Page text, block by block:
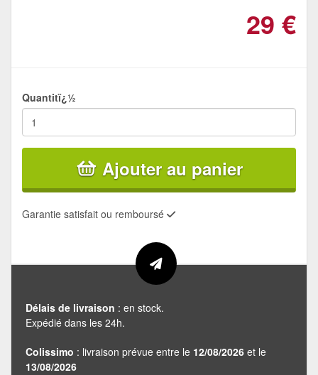
29 €
Quantitï¿½
Ajouter au panier
Garantie satisfait ou remboursé
Délais de livraison : en stock.
Expédié dans les 24h.
Colissimo : livraison prévue entre le 12/08/2026 et le
13/08/2026